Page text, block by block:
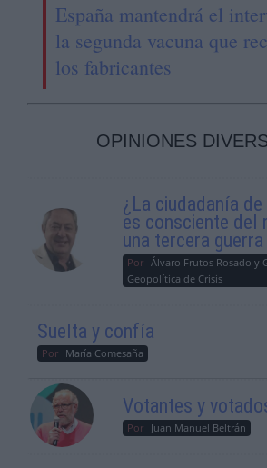
España mantendrá el
la segunda vacuna que
los fabricantes
OPINIONES
¿La ciudadanía
es consciente del
una tercera
Por Álvaro Frutos Rosado y
Geopolítica de Crisis
Suelta y confía
Por María Comesaña
Votantes y
Por Juan Manuel Beltrán